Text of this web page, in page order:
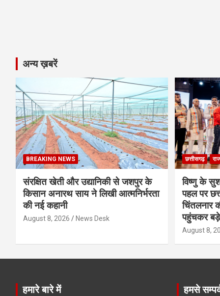
अन्य ख़बरें
BREAKING NEWS
संरक्षित खेती और उद्यानिकी से जशपुर के
किसान अनारथ साय ने लिखी आत्मनिर्भरता
की नई कहानी
August 8, 2026 News Desk
छत्तीसगढ़
विष्णु के
पहल पर
चिंतलनार
पहुंचकर बड़े
August 8,
हमारे बारे में हमसे